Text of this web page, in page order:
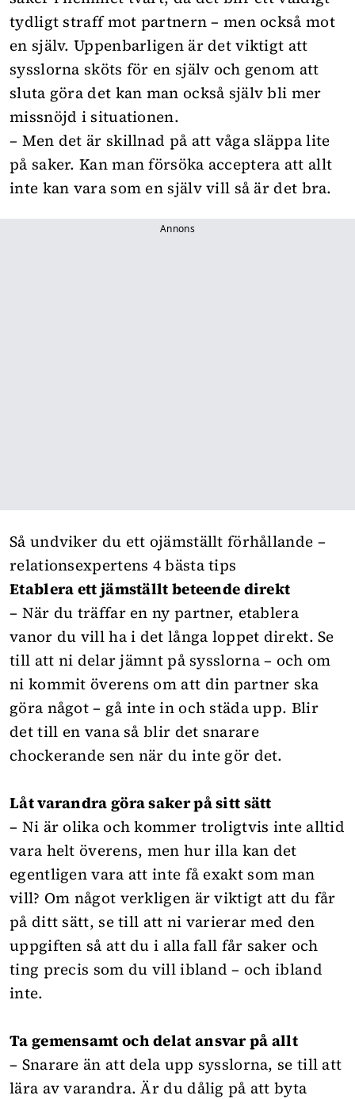
tydligt straff mot partnern – men också mot
en själv. Uppenbarligen är det viktigt att
sysslorna sköts för en själv och genom att
sluta göra det kan man också själv bli mer
missnöjd i situationen.
– Men det är skillnad på att våga släppa lite
på saker. Kan man försöka acceptera att allt
inte kan vara som en själv vill så är det bra.
Annons
Så undviker du ett ojämställt förhållande –
relationsexpertens 4 bästa tips
Etablera ett jämställt beteende direkt
– När du träffar en ny partner, etablera
vanor du vill ha i det långa loppet direkt. Se
till att ni delar jämnt på sysslorna – och om
ni kommit överens om att din partner ska
göra något – gå inte in och städa upp. Blir
det till en vana så blir det snarare
chockerande sen när du inte gör det.
Låt varandra göra saker på sitt sätt
– Ni är olika och kommer troligtvis inte alltid
vara helt överens, men hur illa kan det
egentligen vara att inte få exakt som man
vill? Om något verkligen är viktigt att du får
på ditt sätt, se till att ni varierar med den
uppgiften så att du i alla fall får saker och
ting precis som du vill ibland – och ibland
inte.
Ta gemensamt och delat ansvar på allt
– Snarare än att dela upp sysslorna, se till att
lära av varandra. Är du dålig på att byta